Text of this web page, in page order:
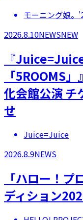
モーニング娘。
2026.8.10NEWSNEW
『
「5ROOMS
化会館公演 チ
せ
Juice=Juice
2026.8.9NEWS
「ハロー！
ディション